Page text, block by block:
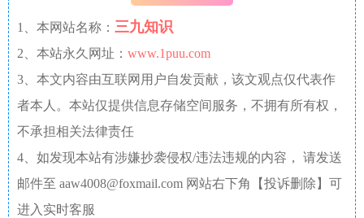
1、本网站名称： 三九知识
2、本站永久网址： www.1puu.com
3、本文内容由互联网用户自发贡献，该文观点仅代表作
者本人。本站仅提供信息存储空间服务，不拥有所有权，
不承担相关法律责任
4、如发现本站有涉嫌抄袭侵权/违法违规的内容， 请发送
邮件至 aaw4008@foxmail.com 网站右下角【投诉删除】可
进入实时客服